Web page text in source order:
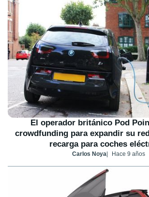
El operador británico Pod
crowdfunding para expandir su
recarga para coches
Carlos Noya Hace 9 años